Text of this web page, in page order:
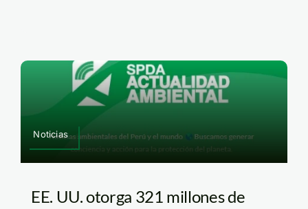
Noticias
EE. UU. otorga 321 millones de